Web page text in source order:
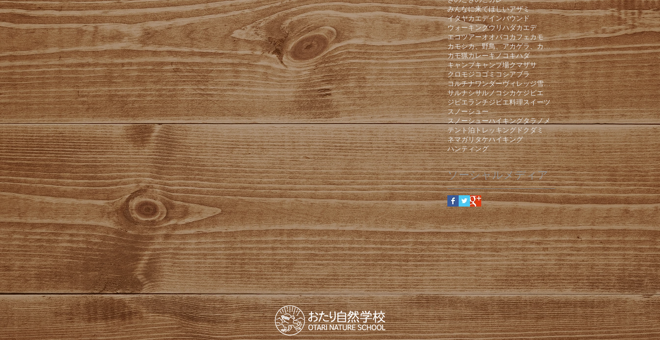
みんなに来てほしいアザミ
イタヤカエデインバウンド
ウォーキングウリハダカエデ
エコツアーオオバコカフェカモ
カモシカ、野鳥、アカゲラ、カケス、クモロジ、野生動物、かんじき、
カモ猟カレーキノコキハダ
キャンプキャンプ場クマザサ
クロモジコゴミコシアブラ
コルチナワンダーヴィレッジ雪遊びパーク
サルナシサルノコシカケジビエ
ジビエランチジビエ料理スイーツ
スノーシュー
スノーシューハイキングタラノメ
テント泊トレッキングドクダミ
ネマガリタケハイキング
ハンティング
ソーシャルメディア